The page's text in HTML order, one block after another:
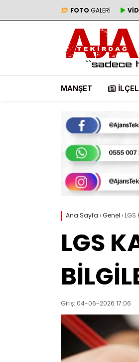
FOTO GALERİ
MANŞET
Ana Sayfa ›Genel › LGS
LGS
Giriş: 04-06-2026 17:06